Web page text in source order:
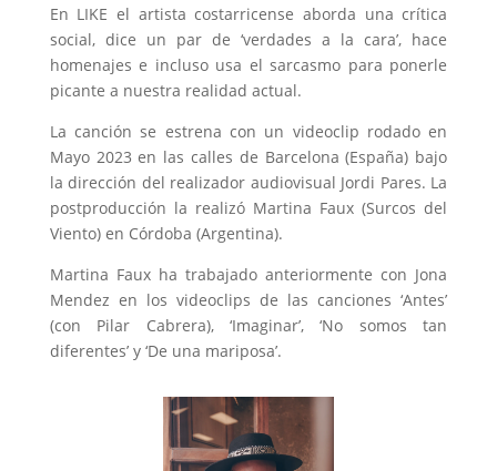
En LIKE el artista costarricense aborda una crítica
social, dice un par de ‘verdades a la cara’, hace
homenajes e incluso usa el sarcasmo para ponerle
picante a nuestra realidad actual.
La canción se estrena con un videoclip rodado en
Mayo 2023 en las calles de Barcelona (España) bajo
la dirección del realizador audiovisual Jordi Pares. La
postproducción la realizó Martina Faux (Surcos del
Viento) en Córdoba (Argentina).
Martina Faux ha trabajado anteriormente con Jona
Mendez en los videoclips de las canciones ‘Antes’
(con Pilar Cabrera), ‘Imaginar’, ‘No somos tan
diferentes’ y ‘De una mariposa’.